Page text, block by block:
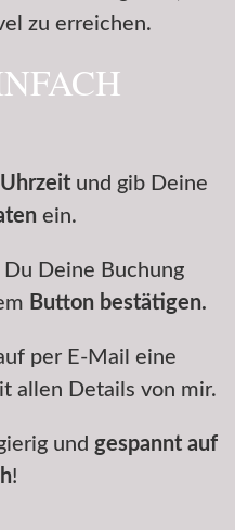
zu erreichen.
Uhrzeitund gib Deine
ein.
Deine Buchung
Button bestätigen.
per E-Mail eine
allen Details von mir.
und gespannt auf
!